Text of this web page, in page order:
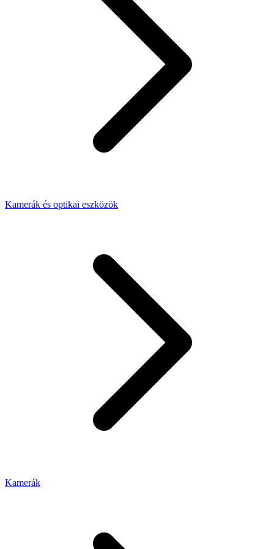
Kamerák és optikai eszközök
Kamerák